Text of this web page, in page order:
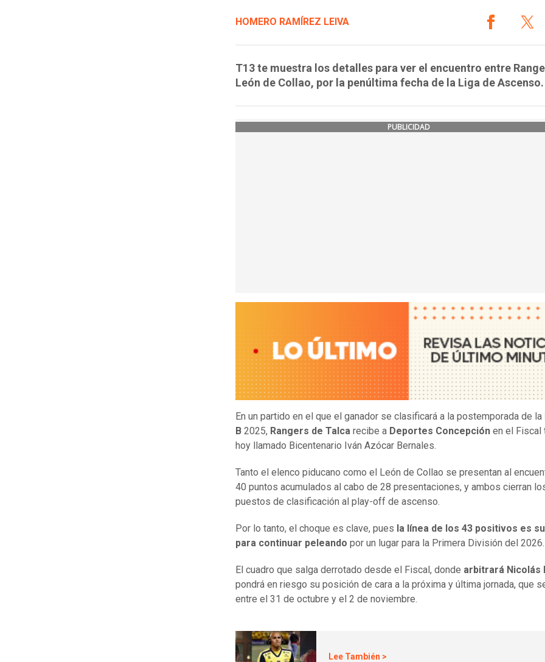
HOMERO RAMÍREZ LEIVA
T13 te muestra los detalles para ver el encuentro entre
León de Collao, por la penúltima fecha de la Liga de Ascenso.
PUBLICIDAD
En un partido en el que el ganador se clasificará a la postemporada de la
B 2025, Rangers de Talca recibe a Deportes Concepción en el Fiscal
hoy llamado Bicentenario Iván Azócar Bernales.
Tanto el elenco piducano como el León de Collao se presentan al
40 puntos acumulados al cabo de 28 presentaciones, y ambos cierran
puestos de clasificación al play-off de ascenso.
Por lo tanto, el choque es clave, pues la línea de los 43 positivos es
para continuar peleando por un lugar para la Primera División del 2026.
El cuadro que salga derrotado desde el Fiscal, donde arbitrará Nicolás
pondrá en riesgo su posición de cara a la próxima y última jornada, que
entre el 31 de octubre y el 2 de noviembre.
Lee También >